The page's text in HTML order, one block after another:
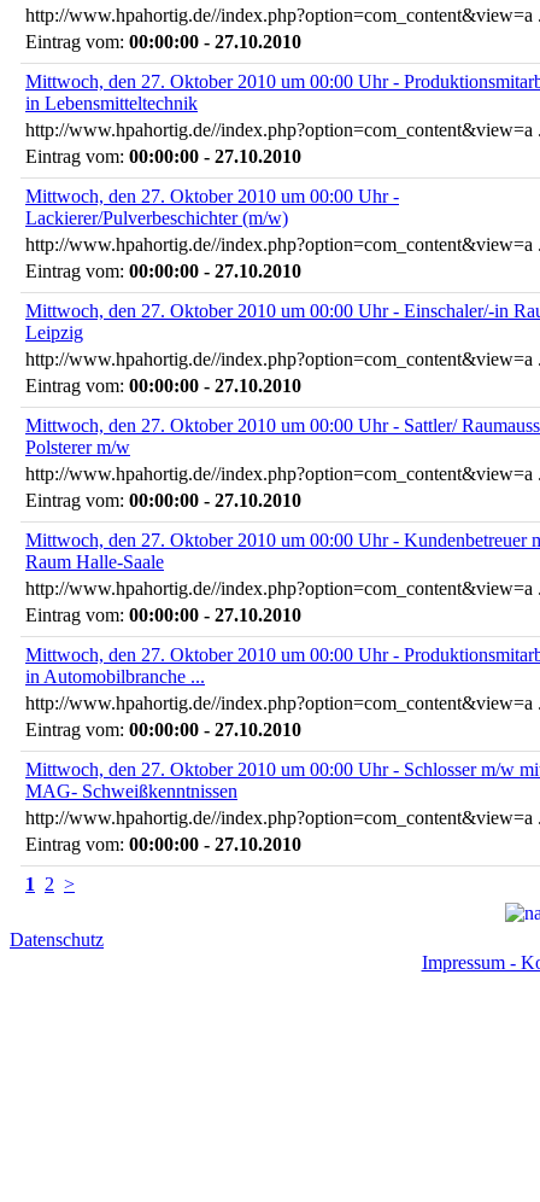
http://www.hpahortig.de//index.php?option=com_content&view=a
Eintrag vom: 00:00:00 - 27.10.2010
Mittwoch, den 27. Oktober 2010 um 00:00 Uhr -
in Lebensmitteltechnik
http://www.hpahortig.de//index.php?option=com_content&view=a
Eintrag vom: 00:00:00 - 27.10.2010
Mittwoch, den 27. Oktober 2010 um 00:00 Uhr -
Lackierer/Pulverbeschichter (m/w)
http://www.hpahortig.de//index.php?option=com_content&view=a
Eintrag vom: 00:00:00 - 27.10.2010
Mittwoch, den 27. Oktober 2010 um 00:00 Uhr - Einschaler/-in
Leipzig
http://www.hpahortig.de//index.php?option=com_content&view=a
Eintrag vom: 00:00:00 - 27.10.2010
Mittwoch, den 27. Oktober 2010 um 00:00 Uhr - Sattler/
Polsterer m/w
http://www.hpahortig.de//index.php?option=com_content&view=a
Eintrag vom: 00:00:00 - 27.10.2010
Mittwoch, den 27. Oktober 2010 um 00:00 Uhr - Kundenbetreuer
Raum Halle-Saale
http://www.hpahortig.de//index.php?option=com_content&view=a
Eintrag vom: 00:00:00 - 27.10.2010
Mittwoch, den 27. Oktober 2010 um 00:00 Uhr -
in Automobilbranche ...
http://www.hpahortig.de//index.php?option=com_content&view=a
Eintrag vom: 00:00:00 - 27.10.2010
Mittwoch, den 27. Oktober 2010 um 00:00 Uhr - Schlosser m/w
MAG- Schweißkenntnissen
http://www.hpahortig.de//index.php?option=com_content&view=a
Eintrag vom: 00:00:00 - 27.10.2010
1
2 >
Datenschutz
Impressum -